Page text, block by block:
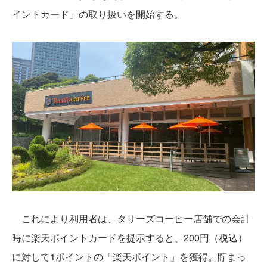
イントカード」の取り扱いを開始する。
これにより利用者は、タリーズコーヒー店舗での会計
時に楽天ポイントカードを提示すると、200円（税込）
に対して1ポイントの「楽天ポイント」を獲得。貯まっ